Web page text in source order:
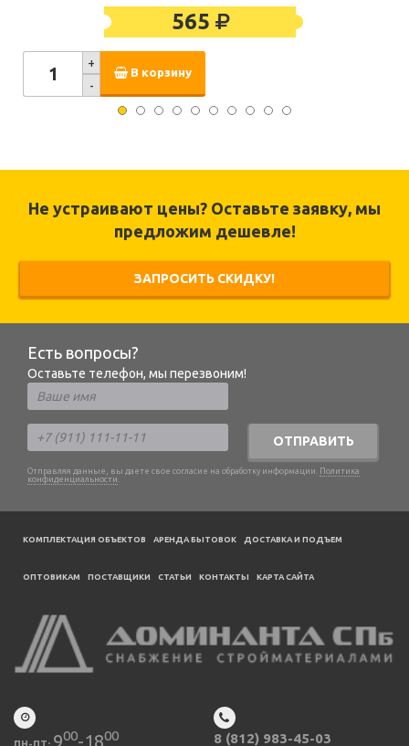
565
+
-
В корзину
Не устраивают цены? Оставьте заявку, мы
предложим дешевле!
ЗАПРОСИТЬ СКИДКУ!
Есть вопросы?
Оставьте телефон, мы перезвоним!
ОТПРАВИТЬ
Отправляя данные, вы даете свое согласие на обработку информации. Политика
конфиденциальности .
КОМПЛЕКТАЦИЯ ОБЪЕКТОВ АРЕНДА БЫТОВОК ДОСТАВКА И ПОДЪЕМ
ОПТОВИКАМ ПОСТАВЩИКИ CТАТЬИ КОНТАКТЫ КАРТА САЙТА
900-1800 8 (812) 983-45-03